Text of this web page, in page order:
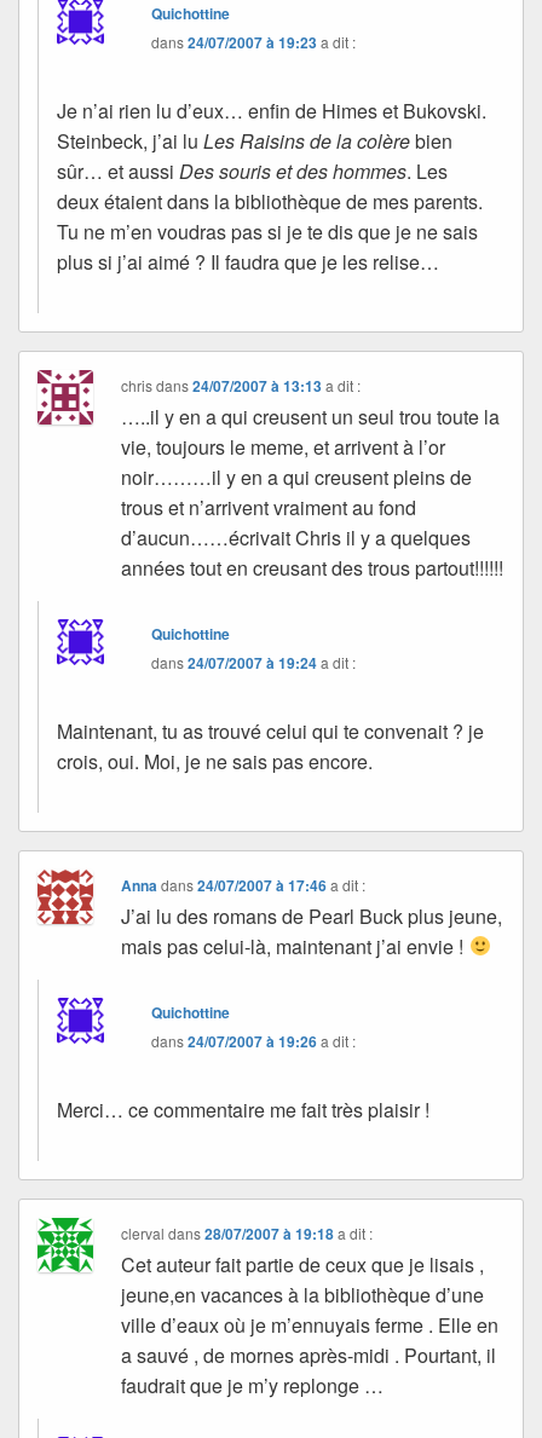
Quichottine
dans24/07/2007 à 19:23a dit :
Je n’ai rien lu d’eux… enfin de Himes et Bukovski.
Steinbeck, j’ai lu Les Raisins de la colèrebien
sûr… et aussi Des souris et des hommes. Les
deux étaient dans la bibliothèque de mes parents.
Tu ne m’en voudras pas si je te dis que je ne sais
plus si j’ai aimé ? Il faudra que je les relise…
chrisdans24/07/2007 à 13:13 a dit :
…..il y en a qui creusent un seul trou toute la
vie, toujours le meme, et arrivent à l’or
noir………il y en a qui creusent pleins de
trous et n’arrivent vraiment au fond
d’aucun……écrivait Chris il y a quelques
années tout en creusant des trous partout!!!!!!
Quichottine
dans24/07/2007 à 19:24a dit :
Maintenant, tu as trouvé celui qui te convenait ? je
crois, oui. Moi, je ne sais pas encore.
Anna dans24/07/2007 à 17:46 a dit :
J’ai lu des romans de Pearl Buck plus jeune,
mais pas celui-là, maintenant j’ai envie !
Quichottine
dans24/07/2007 à 19:26a dit :
Merci… ce commentaire me fait très plaisir !
clerval dans28/07/2007 à 19:18 a dit :
Cet auteur fait partie de ceux que je lisais ,
jeune,en vacances à la bibliothèque d’une
ville d’eaux où je m’ennuyais ferme . Elle en
a sauvé , de mornes après-midi . Pourtant, il
faudrait que je m’y replonge …